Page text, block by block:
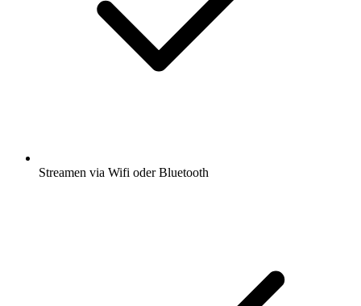
Streamen via Wifi oder Bluetooth